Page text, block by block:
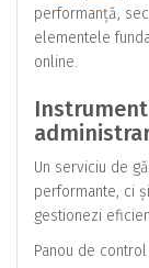
performanță,
elementele
online.
Un serviciu de
performante, ci
gestionezi
Panou de